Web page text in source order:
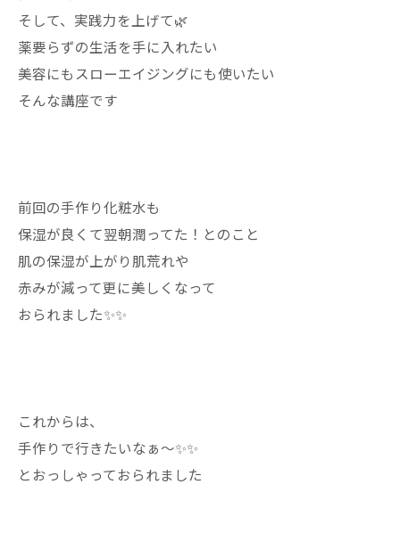
そして、実践力を上げて🌿
薬要らずの生活を手に入れたい
美容にもスローエイジングにも使いたい
そんな講座です
前回の手作り化粧水も
保湿が良くて翌朝潤ってた！とのこと
肌の保湿が上がり肌荒れや
赤みが減って更に美しくなって
おられました✨✨
これからは、
手作りで行きたいなぁ〜✨✨
とおっしゃっておられました